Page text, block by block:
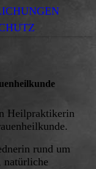
Heilpraktikerin
rund um
natürliche